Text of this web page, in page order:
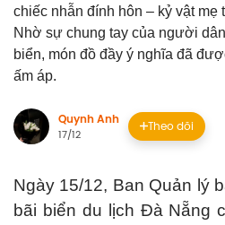
chiếc nhẫn đính hôn – kỷ vật mẹ
Nhờ sự chung tay của người
biển, món đồ đầy ý nghĩa đã
ấm áp.
Quynh Anh
17/12
Theo dõi
Ngày 15/12, Ban Quản lý
bãi biển du lịch Đà Nẵng